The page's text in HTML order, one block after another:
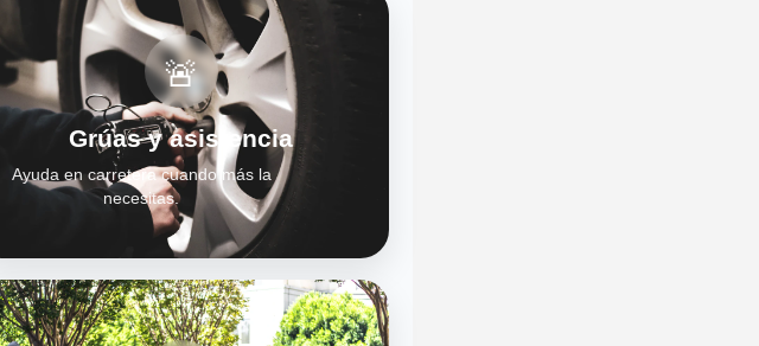
🚨
Grúas y asistencia
Ayuda en carretera cuando más la
necesitas.